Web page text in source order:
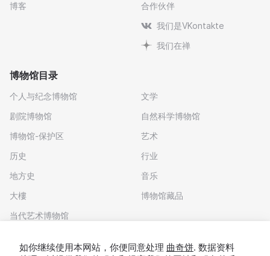
博客
合作伙伴
我们是VKontakte
我们在禅
博物馆目录
个人与纪念博物馆
剧院博物馆
博物馆-保护区
历史
地方史
大樓
当代艺术博物馆
文学
自然科学博物馆
艺术
行业
音乐
博物馆藏品
如你继续使用本网站，你便同意处理 曲奇饼. 数据资料